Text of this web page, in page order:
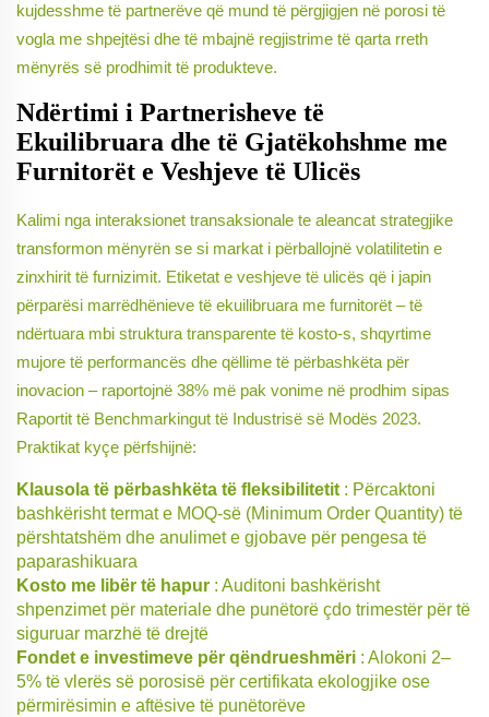
kujdesshme të partnerëve që mund të përgjigjen në porosi të
vogla me shpejtësi dhe të mbajnë regjistrime të qarta rreth
mënyrës së prodhimit të produkteve.
Ndërtimi i Partnerisheve të
Ekuilibruara dhe të Gjatëkohshme me
Furnitorët e Veshjeve të Ulicës
Kalimi nga interaksionet transaksionale te aleancat strategjike
transformon mënyrën se si markat i përballojnë volatilitetin e
zinxhirit të furnizimit. Etiketat e veshjeve të ulicës që i japin
përparësi marrëdhënieve të ekuilibruara me furnitorët – të
ndërtuara mbi struktura transparente të kosto-s, shqyrtime
mujore të performancës dhe qëllime të përbashkëta për
inovacion – raportojnë 38% më pak vonime në prodhim sipas
Raportit të Benchmarkingut të Industrisë së Modës 2023.
Praktikat kyçe përfshijnë:
Klausola të përbashkëta të fleksibilitetit : Përcaktoni
bashkërisht termat e MOQ-së (Minimum Order Quantity) të
përshtatshëm dhe anulimet e gjobave për pengesa të
paparashikuara
Kosto me libër të hapur : Auditoni bashkërisht
shpenzimet për materiale dhe punëtorë çdo trimestër për të
siguruar marzhë të drejtë
Fondet e investimeve për qëndrueshmëri : Alokoni 2–
5% të vlerës së porosisë për certifikata ekologjike ose
përmirësimin e aftësive të punëtorëve